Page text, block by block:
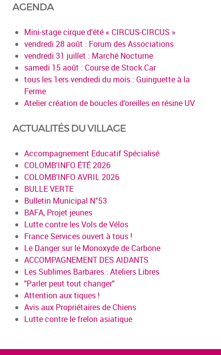
AGENDA
Mini-stage cirque d'été « CIRCUS-CIRCUS »
vendredi 28 août : Forum des Associations
vendredi 31 juillet : Marché Nocturne
samedi 15 août : Course de Stock Car
tous les 1ers vendredi du mois : Guinguette à la
Ferme
Atelier création de boucles d’oreilles en résine UV
ACTUALITÉS DU VILLAGE
Accompagnement Educatif Spécialisé
COLOMB'INFO ÉTÉ 2026
COLOMB'INFO AVRIL 2026
BULLE VERTE
Bulletin Municipal N°53
BAFA, Projet jeunes
Lutte contre les Vols de Vélos
France Services ouvert à tous !
Le Danger sur le Monoxyde de Carbone
ACCOMPAGNEMENT DES AIDANTS
Les Sublimes Barbares : Ateliers Libres
"Parler peut tout changer"
Attention aux tiques !
Avis aux Propriétaires de Chiens
Lutte contre le frelon asiatique